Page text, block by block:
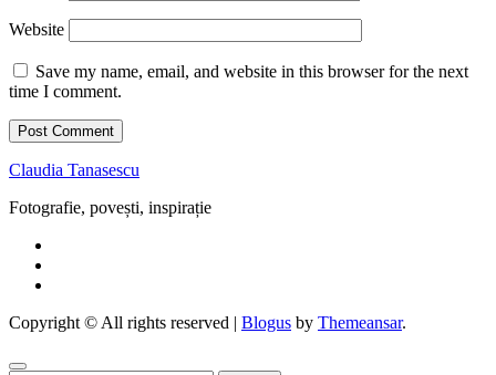
Website
Save my name, email, and website in this browser for the next
time I comment.
Claudia Tanasescu
Fotografie, povești, inspirație
Copyright © All rights reserved | Blogus by Themeansar.